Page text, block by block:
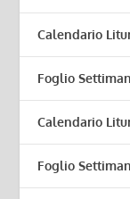
Calendario
Foglio
Calendario
Foglio